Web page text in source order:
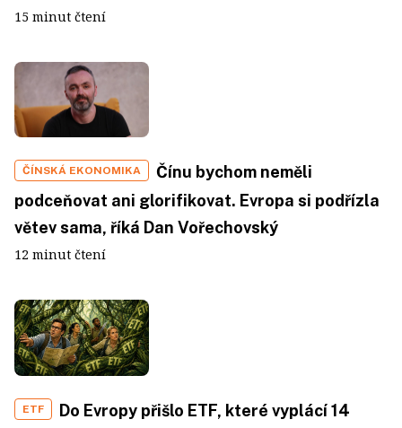
15 minut čtení
ČÍNSKÁ EKONOMIKA
Čínu bychom neměli
podceňovat ani glorifikovat. Evropa si podřízla
větev sama, říká Dan Vořechovský
12 minut čtení
ETF
Do Evropy přišlo ETF, které vyplácí 14